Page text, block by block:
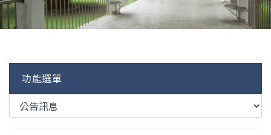
功能選單